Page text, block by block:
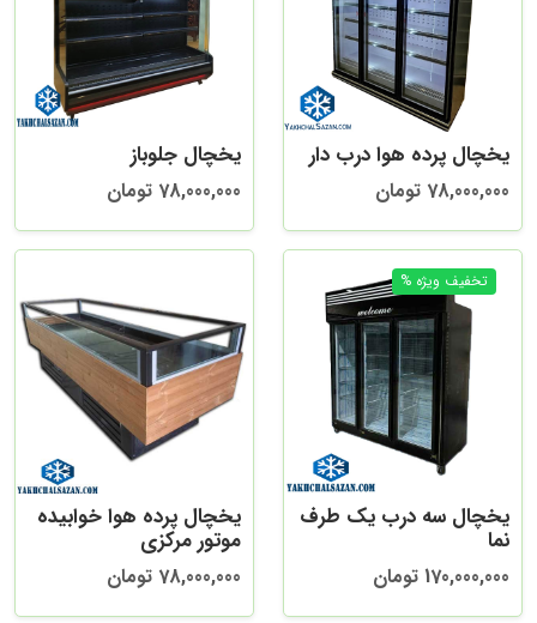
یخچال پرده هوا درب دار
78,000,000 تومان
یخچال جلوباز
78,000,000 تومان
یخچال سه درب یک طرف
نما
170,000,000 تومان
یخچال پرده هوا خوابیده
موتور مرکزی
78,000,000 تومان